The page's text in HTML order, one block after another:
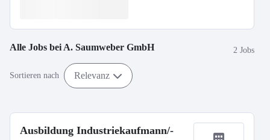
Alle Jobs bei A. Saumweber GmbH 2 Jobs
Sortieren nach Relevanz
Ausbildung Industriekaufmann/-